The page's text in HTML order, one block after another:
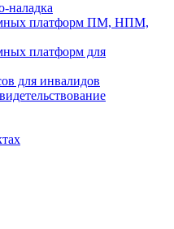
наладка
платформ ПМ, НПМ,
платформ для
для инвалидов